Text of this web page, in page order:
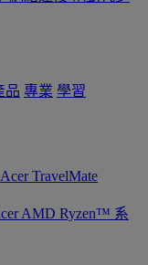
品 專業 學習
Acer TravelMate
AMD Ryzen™ 系